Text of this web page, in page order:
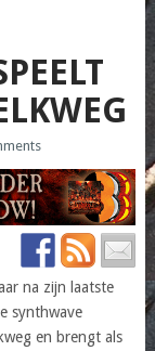
na zijn laatste
synthwave
en brengt als